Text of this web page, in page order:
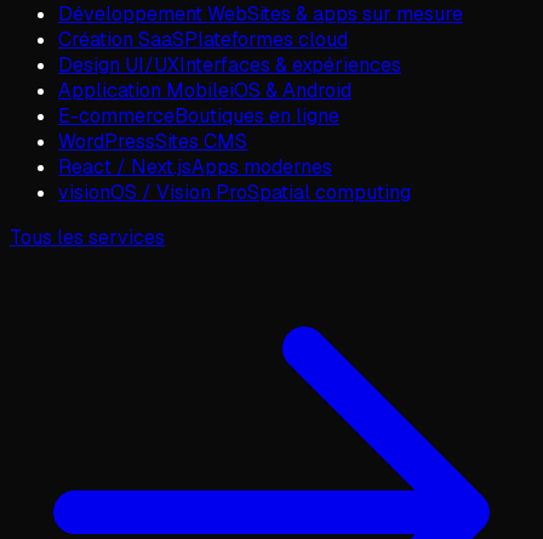
Développement WebSites & apps sur mesure
Création SaaSPlateformes cloud
Design UI/UXInterfaces & expériences
Application MobileiOS & Android
E-commerceBoutiques en ligne
WordPressSites CMS
React / Next.jsApps modernes
visionOS / Vision ProSpatial computing
Tous les services